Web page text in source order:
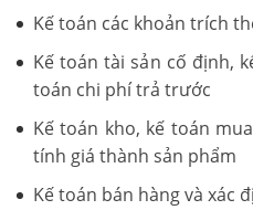
Kế toán các khoản trích
Kế toán tài sản cố định,
toán chi phí trả trước
Kế toán kho, kế toán
tính giá thành sản phẩm
Kế toán bán hàng và xác